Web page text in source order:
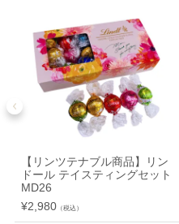
【リンツテナブル商品】リン
ドール テイスティングセット
MD26
¥2,980（税込）